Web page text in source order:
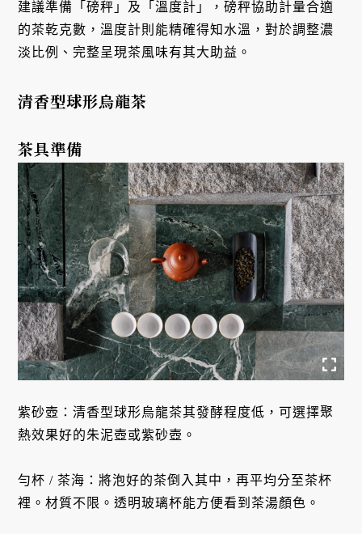
建議準備「磅秤」及「溫度計」，磅秤協助計量合適
的茶乾克數，溫度計則能精確得知水溫，對於調整濃
淡比例、完整呈現茶風味有其大助益。
清香型球形烏龍茶
茶具準備
紫砂壺：清香型球形烏龍茶其發酵程度低，可選擇聚
熱效果好的朱泥壺或紫砂壺。
勻杯 / 茶海：將泡好的茶倒入其中，再平均分至茶杯
裡。材質不限。透明玻璃杯能方便看到茶湯顏色。